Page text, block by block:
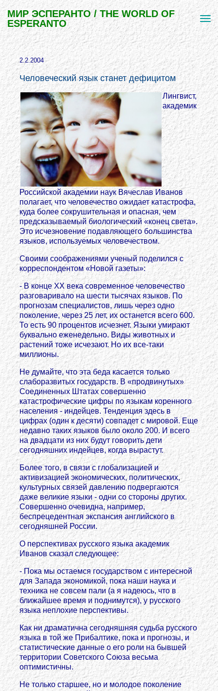
МИР ЭСПЕРАНТО / THE WORLD OF
ESPERANTO
2.2.2004
Человеческий язык станет дефицитом
Лингвист,
академик
Российской академии наук Вячеслав Иванов
полагает, что человечество ожидает катастрофа,
куда более сокрушительная и опасная, чем
предсказываемый биологический «конец света».
Это исчезновение подавляющего большинства
языков, используемых человечеством.
Своими соображениями ученый поделился с
корреспондентом «Новой газеты»:
- В конце ХХ века современное человечество
разговаривало на шести тысячах языков. По
прогнозам специалистов, лишь через одно
поколение, через 25 лет, их останется всего 600.
То есть 90 процентов исчезнет. Языки умирают
буквально еженедельно. Виды животных и
растений тоже исчезают. Но их все-таки
миллионы.
Не думайте, что эта беда касается только
слаборазвитых государств. В «продвинутых»
Соединенных Штатах совершенно
катастрофические цифры по языкам коренного
населения - индейцев. Тенденция здесь в
цифрах (один к десяти) совпадет с мировой. Еще
недавно таких языков было около 200. И всего
на двадцати из них будут говорить дети
сегодняшних индейцев, когда вырастут.
Более того, в связи с глобализацией и
активизацией экономических, политических,
культурных связей давлению подвергаются
даже великие языки - одни со стороны других.
Совершенно очевидна, например,
беспрецедентная экспансия английского в
сегодняшней России.
О перспективах русского языка академик
Иванов сказал следующее:
- Пока мы остаемся государством с интересной
для Запада экономикой, пока наши наука и
техника не совсем пали (а я надеюсь, что в
ближайшее время и поднимутся), у русского
языка неплохие перспективы.
Как ни драматична сегодняшняя судьба русского
языка в той же Прибалтике, пока и прогнозы, и
статистические данные о его роли на бывшей
территории Советского Союза весьма
оптимистичны.
Не только старшее, но и молодое поколение